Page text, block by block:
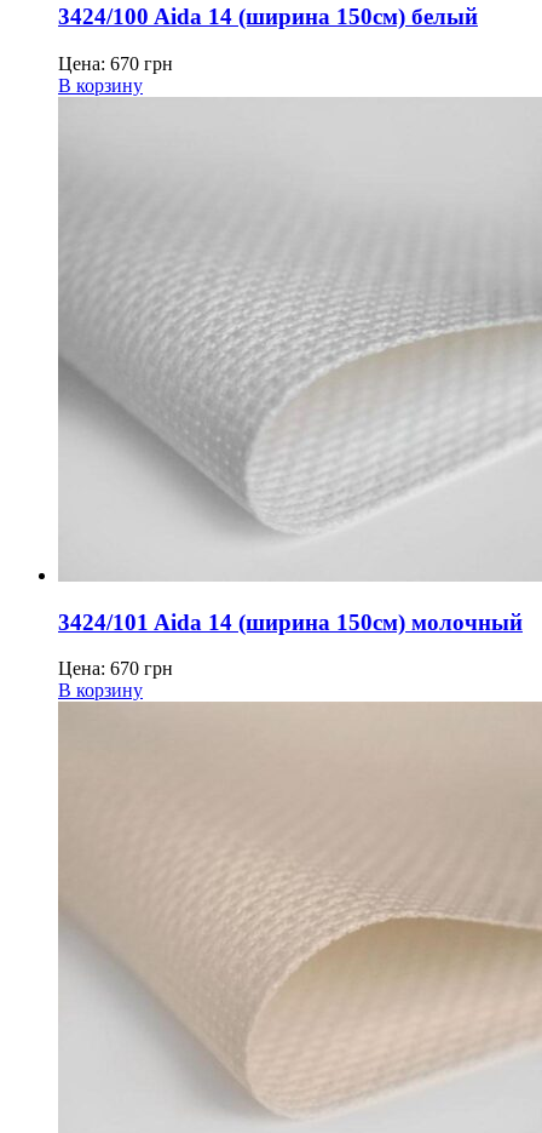
3424/100 Aida 14 (ширина 150см) белый
Цена: 670 грн
В корзину
3424/101 Aida 14 (ширина 150см) молочный
Цена: 670 грн
В корзину